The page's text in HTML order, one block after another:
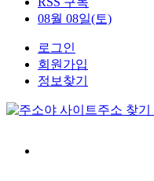
08월 08일(토)
로그인
회원가입
정보찾기